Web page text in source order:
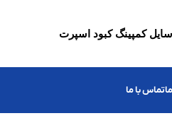
کمپینگ کبود اسپرت
تماس با ما